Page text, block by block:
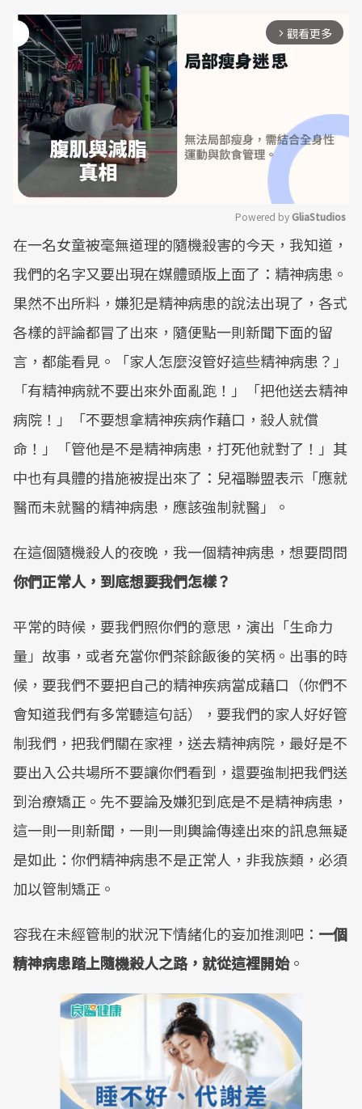
arrow_forward_ios 觀看更多
Mute
Powered by GliaStudios
在一名女童被毫無道理的隨機殺害的今天，我知道，
我們的名字又要出現在媒體頭版上面了：精神病患。
果然不出所料，嫌犯是精神病患的說法出現了，各式
各樣的評論都冒了出來，隨便點一則新聞下面的留
言，都能看見。「家人怎麼沒管好這些精神病患？」
「有精神病就不要出來外面亂跑！」「把他送去精神
病院！」「不要想拿精神疾病作藉口，殺人就償
命！」「管他是不是精神病患，打死他就對了！」其
中也有具體的措施被提出來了：兒福聯盟表示「應就
醫而未就醫的精神病患，應該強制就醫」。
在這個隨機殺人的夜晚，我一個精神病患，想要問問
你們正常人，到底想要我們怎樣？
平常的時候，要我們照你們的意思，演出「生命力
量」故事，或者充當你們茶餘飯後的笑柄。出事的時
候，要我們不要把自己的精神疾病當成藉口（你們不
會知道我們有多常聽這句話），要我們的家人好好管
制我們，把我們關在家裡，送去精神病院，最好是不
要出入公共場所不要讓你們看到，還要強制把我們送
到治療矯正。先不要論及嫌犯到底是不是精神病患，
這一則一則新聞，一則一則輿論傳達出來的訊息無疑
是如此：你們精神病患不是正常人，非我族類，必須
加以管制矯正。
容我在未經管制的狀況下情緒化的妄加推測吧： 一個
精神病患踏上隨機殺人之路，就從這裡開始。